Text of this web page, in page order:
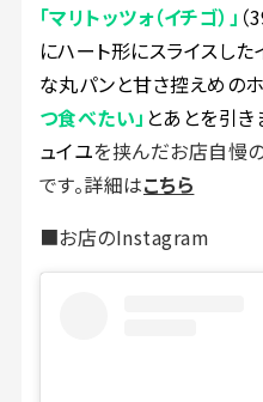
「マリトッツォ（イチゴ）」
にハート形にスライスした
な丸パンと甘さ控えめの
つ食べたい」 とあとを引き
ュイユを挟んだお店自慢
です。詳細はこちら
■お店のInstagram